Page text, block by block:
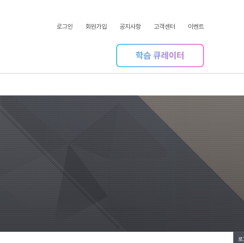
로그인 회원가입 공지사항 고객센터 이벤트
학습 큐레이터
로